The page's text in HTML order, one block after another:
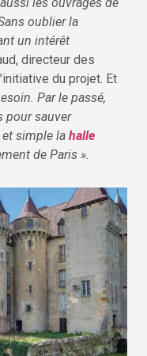
oublier la
un intérêt
directeur des
du projet. Et
Par le passé,
pour sauver
simple la halle
de Paris ».